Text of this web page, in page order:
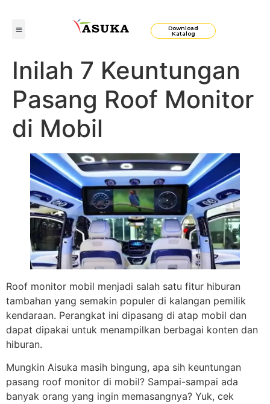
Download
Katalog
Inilah 7 Keuntungan
Pasang Roof Monitor
di Mobil
Roof monitor mobil menjadi salah satu fitur hiburan
tambahan yang semakin populer di kalangan pemilik
kendaraan. Perangkat ini dipasang di atap mobil dan
dapat dipakai untuk menampilkan berbagai konten dan
hiburan.
Mungkin Aisuka masih bingung, apa sih keuntungan
pasang roof monitor di mobil? Sampai-sampai ada
banyak orang yang ingin memasangnya? Yuk, cek